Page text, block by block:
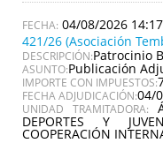
04/08/2026 14:17
421/26 (Asociación
DESCRIPCIÓN:Patrocinio
ASUNTO:Publicación
IMPORTE CON IMPUESTOS:
FECHA ADJUDICACIÓN:04/
UNIDAD TRAMITADORA:
DEPORTES Y
COOPERACIÓN